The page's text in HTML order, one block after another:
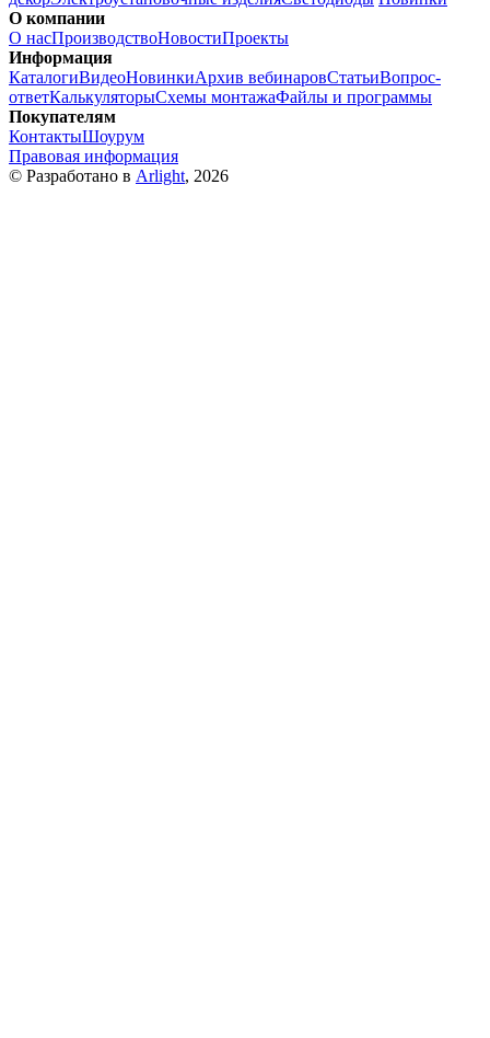
О компании
О насПроизводствоНовостиПроекты
Информация
КаталогиВидеоНовинкиАрхив вебинаровСтатьиВопрос-
ответКалькуляторыСхемы монтажаФайлы и программы
Покупателям
КонтактыШоурум
Правовая информация
© Разработано в Arlight, 2026